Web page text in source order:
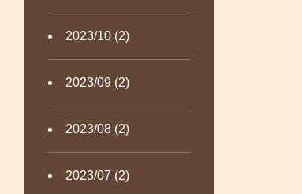
2023/10 (2)
2023/09 (2)
2023/08 (2)
2023/07 (2)